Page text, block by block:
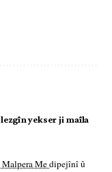
yekser ji maîla
Medipejînî û